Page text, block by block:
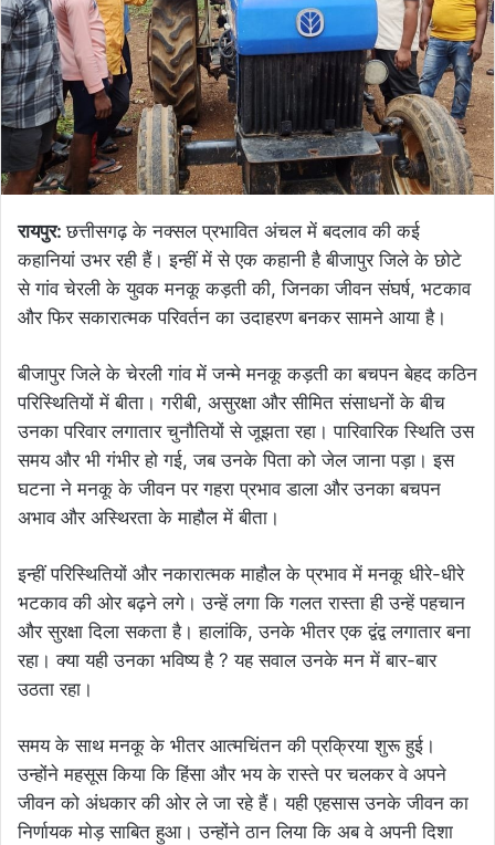
रायपुर:छत्तीसगढ़ के नक्सल प्रभावित अंचल में बदलाव की कई
कहानियां उभर रही हैं। इन्हीं में से एक कहानी है बीजापुर जिले के छोटे
से गांव चेरली के युवक मनकू कड़ती की, जिनका जीवन संघर्ष, भटकाव
और फिर सकारात्मक परिवर्तन का उदाहरण बनकर सामने आया है।
बीजापुर जिले के चेरली गांव में जन्मे मनकू कड़ती का बचपन बेहद कठिन
परिस्थितियों में बीता। गरीबी, असुरक्षा और सीमित संसाधनों के बीच
उनका परिवार लगातार चुनौतियों से जूझता रहा। पारिवारिक स्थिति उस
समय और भी गंभीर हो गई, जब उनके पिता को जेल जाना पड़ा। इस
घटना ने मनकू के जीवन पर गहरा प्रभाव डाला और उनका बचपन
अभाव और अस्थिरता के माहौल में बीता।
इन्हीं परिस्थितियों और नकारात्मक माहौल के प्रभाव में मनकू धीरे-धीरे
भटकाव की ओर बढ़ने लगे। उन्हें लगा कि गलत रास्ता ही उन्हें पहचान
और सुरक्षा दिला सकता है। हालांकि, उनके भीतर एक द्वंद्व लगातार बना
रहा। क्या यही उनका भविष्य है ? यह सवाल उनके मन में बार-बार
उठता रहा।
समय के साथ मनकू के भीतर आत्मचिंतन की प्रक्रिया शुरू हुई।
उन्होंने महसूस किया कि हिंसा और भय के रास्ते पर चलकर वे अपने
जीवन को अंधकार की ओर ले जा रहे हैं। यही एहसास उनके जीवन का
निर्णायक मोड़ साबित हुआ। उन्होंने ठान लिया कि अब वे अपनी दिशा